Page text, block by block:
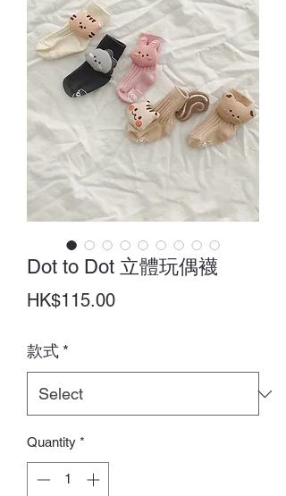
Dot to Dot 立體玩偶襪
HK$115.00Price
款式 *
Quantity *